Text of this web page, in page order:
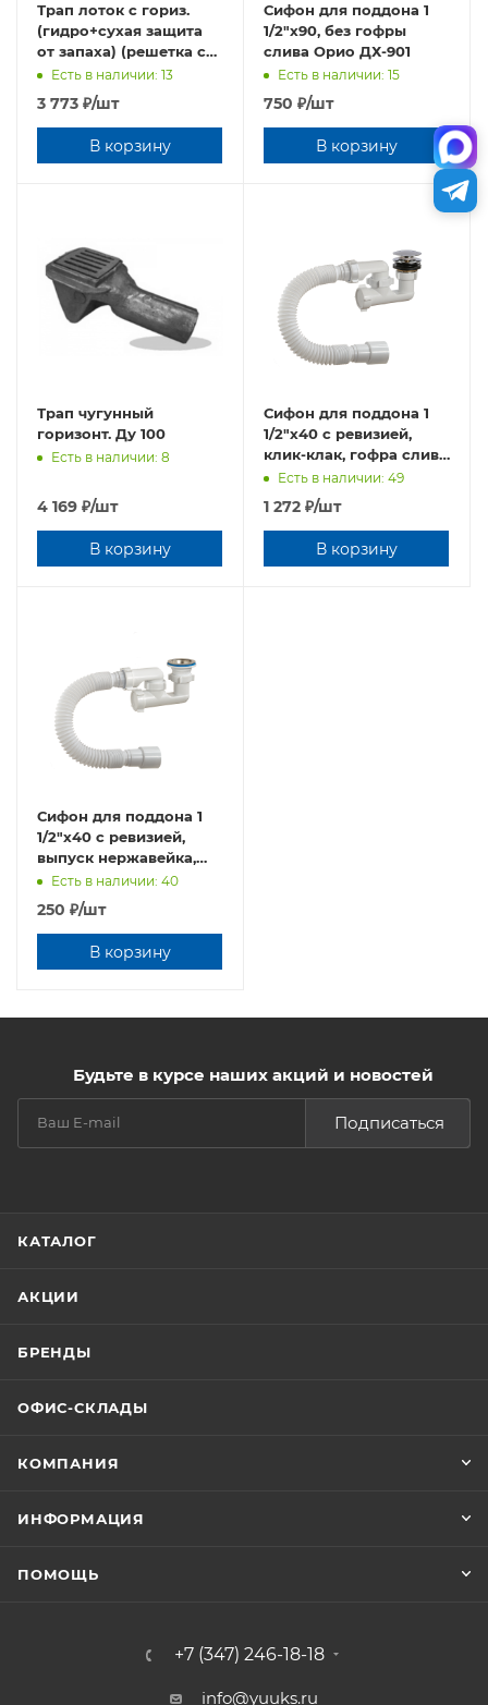
Трап лоток с гориз.
(гидро+сухая защита
от запаха) (решетка с
круг. ячейкой) 65см
(BAD416502)
Есть в наличии: 13
3 773 ₽/шт
В корзину
Сифон для поддона 1
1/2"х90, без гофры
слива Орио ДХ-901
Есть в наличии: 15
750 ₽/шт
В корзину
Трап чугунный
горизонт. Ду 100
Есть в наличии: 8
4 169 ₽/шт
В корзину
Сифон для поддона 1
1/2"х40 с ревизией,
клик-клак, гофра слива
40х40/50 Орио А-25589
Есть в наличии: 49
1 272 ₽/шт
В корзину
Сифон для поддона 1
1/2"х40 с ревизией,
выпуск нержавейка,
гофра слива 40х40/50
Орио А-82589
Есть в наличии: 40
250 ₽/шт
В корзину
Будьте в курсе наших акций и новостей
Подписаться
КАТАЛОГ
АКЦИИ
БРЕНДЫ
ОФИС-СКЛАДЫ
КОМПАНИЯ
ИНФОРМАЦИЯ
ПОМОЩЬ
+7 (347) 246-18-18
info@yuuks.ru